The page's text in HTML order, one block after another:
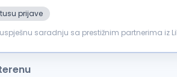
prijave
saradnju sa prestižnim partnerima